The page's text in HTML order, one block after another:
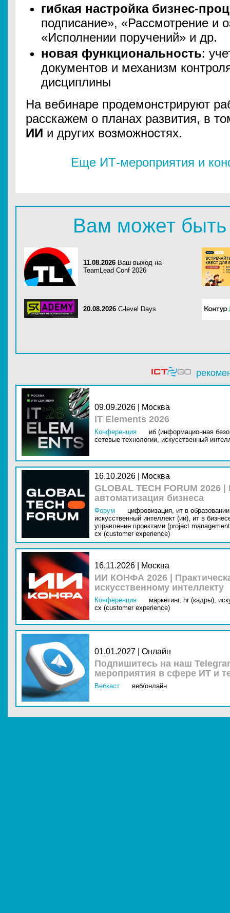
гибкая настройка бизнес-
подписание», «Рассмотрение и
«Исполнении поручений» и др.
новая функциональность:
документов и механизм
дисциплины
На вебинаре продемонстрируют
расскажем о планах развития, в
ИИ и других возможностях.
Еще ИТ-мероприятия и
Вам может быть
11.08.2026 Ваш выход на
TeamLead Conf 2026
20.08.2026 C-level Days
09.09.2026 | Москва
IT Elements 2026
Конференция
иб (информационная
сетевые технологии, искусственный
16.10.2026 | Москва
GLOBAL TECH FORUM
автоматизация бизнеса
Форум цифровизация, ит в
искусственный интеллект (ии), ит в
управление проектами (project
cx (customer experience)
16.11.2026 | Москва
ИИ КОНФА 2026 |
искусственному интеллекту
Конференция маркетинг, hr (кадры),
cx (customer experience)
01.01.2027 | Онлайн
Подпишитесь на наш
мероприятия в сфере ИТ и
Вебкаст веб/онлайн